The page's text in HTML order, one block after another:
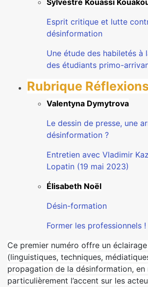
Sylvestre Kouassi
Esprit critique et lutte
désinformation
Une étude des habiletés à
des étudiants primo-
Rubrique
Valentyna Dymytrova
Le dessin de presse, une
désinformation ?
Entretien avec Vladimir
Lopatin (19 mai 2023)
Élisabeth Noël
Désin-formation
Former les professionnels !
Ce premier numéro offre un
(linguistiques, techniques,
propagation de la désinformation, en
particulièrement l’accent sur les